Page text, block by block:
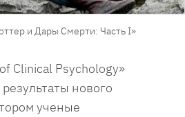
и Дары Смерти: Часть I»
Clinical Psychology»
нового
ученые